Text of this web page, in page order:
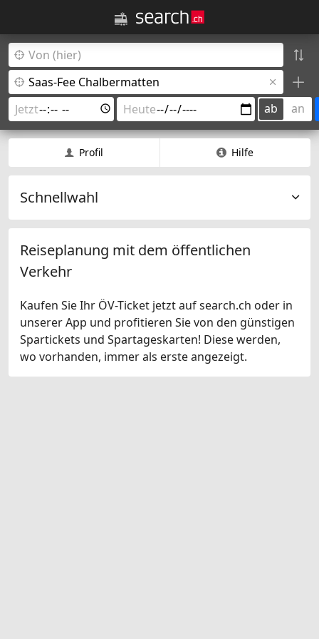
ab an
Profil Hilfe
Schnellwahl
Reiseplanung mit dem öffentlichen
Verkehr
Kaufen Sie Ihr ÖV-Ticket jetzt auf search.ch oder in
unserer App und profitieren Sie von den günstigen
Spartickets und Spartageskarten! Diese werden,
wo vorhanden, immer als erste angezeigt.